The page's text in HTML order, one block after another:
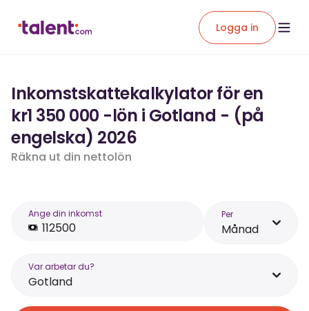
Logga in
Inkomstskattekalkylator för en
kr1 350 000 -lön i Gotland - (på
engelska) 2026
Räkna ut din nettolön
Ange din inkomst Per
Månad
Var arbetar du?
Gotland